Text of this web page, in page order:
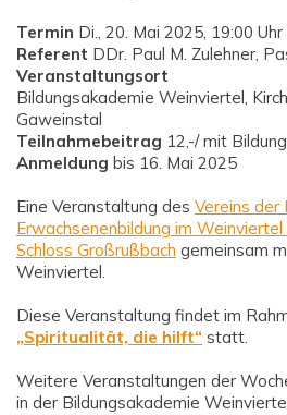
Termin Di., 20. Mai 2025, 19:00 Uhr
Referent DDr. Paul M. Zulehner,
Veranstaltungsort
Bildungsakademie Weinviertel,
Gaweinstal
Teilnahmebeitrag 12,-/ mit
Anmeldung bis 16. Mai 2025
Eine Veranstaltung des Vereins der
Erwachsenenbildung im
Schloss Großrußbach gemeinsam
Weinviertel.
Diese Veranstaltung findet im
„Spiritualität, die hilft“ statt.
Weitere Veranstaltungen der
in der Bildungsakademie